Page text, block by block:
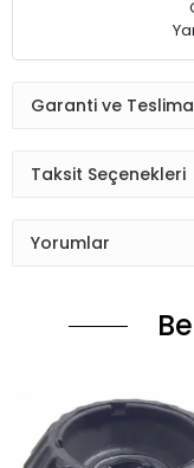
Garanti ve
Taksit Seçenekleri
Yorumlar